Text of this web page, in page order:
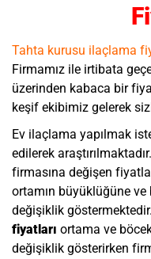
Tahta kurusu ilaçlama
Firmamız ile irtibata
üzerinden kabaca bir
keşif ekibimiz gelerek
Ev ilaçlama yapılmak
edilerek
firmasına değişen
ortamın büyüklüğüne
değişiklik göstermektedir.
fiyatları ortama ve
değişiklik gösterirken